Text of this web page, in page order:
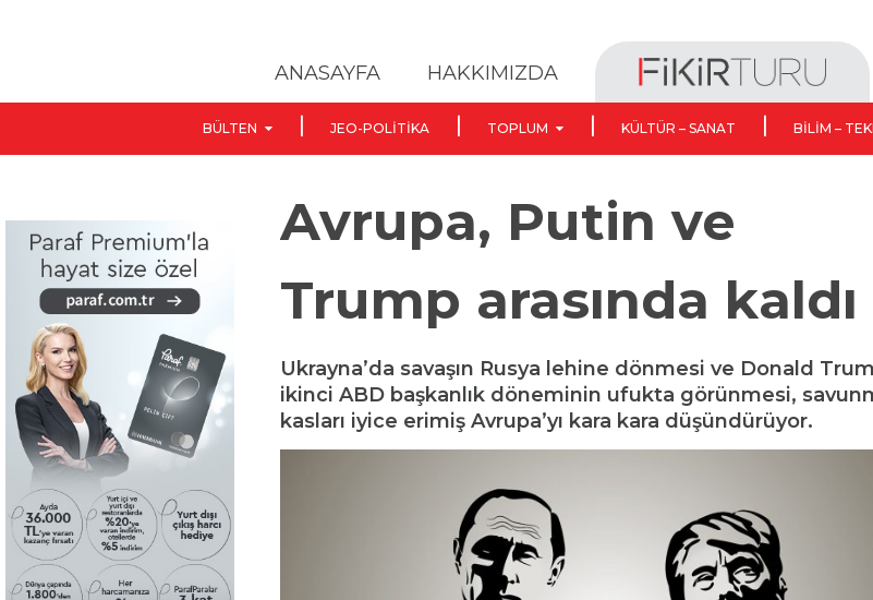
ANASAYFA HAKKIMIZDA
BÜLTEN JEO-POLITIKA TOPLUM KÜLTÜR – SANAT BILIM –
Avrupa, Putin ve
Trump arasında kaldı
Ukrayna’da savaşın Rusya lehine dönmesi ve Donald
ikinci ABD başkanlık döneminin ufukta görünmesi,
kasları iyice erimiş Avrupa’yı kara kara düşündürüyor.